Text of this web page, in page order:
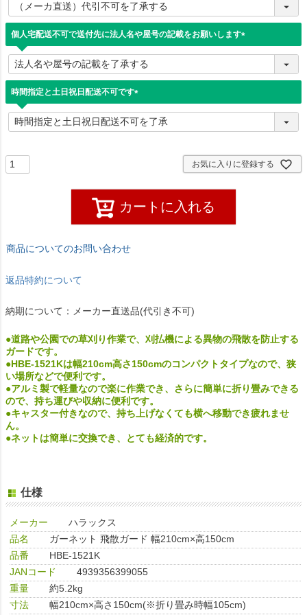
必
須
)
個人宅配送不可で送付先に法人名や屋号の記載をお願いします
須
時間指定と土日祝日配送不可です
必
須
お気に入りに登録する
カートに入れる
商品についてのお問い合わせ
返品特約について
納期について：メーカー直送品(代引き不可)
●道路や公園での草刈り作業で、刈払機による異物の飛散を防止する
ガードです。
●HBE-1521Kは幅210cm高さ150cmのコンパクトタイプなので、狭
い場所などで便利です。
●アルミ製で軽量なので楽に作業でき、さらに簡単に折り畳みできる
ので、持ち運びや収納に便利です。
●キャスター付きなので、持ち上げなくても横へ移動でき疲れませ
ん。
●ネットは簡単に交換でき、とても経済的です。
仕様
メーカー
ハラックス
品名
ガーネット 飛散ガード 幅210cm×高150cm
品番
HBE-1521K
JANコード
4939356399055
重量
約5.2kg
寸法
幅210cm×高さ150cm(※折り畳み時幅105cm)